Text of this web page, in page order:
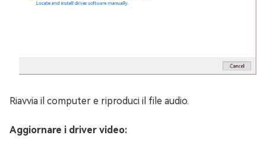
Riavvia il computer e riproduci il file audio.
Aggiornare i driver video: